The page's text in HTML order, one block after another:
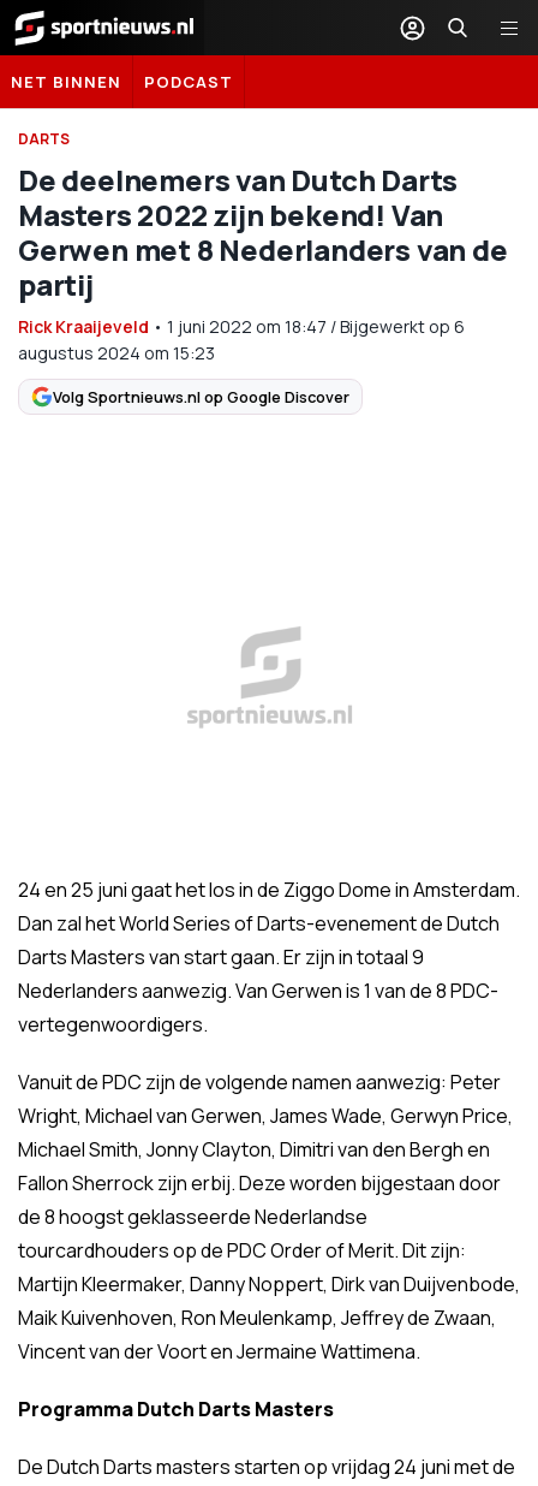
Sportnieuws.nl
NET BINNEN PODCAST
DARTS
De deelnemers van Dutch Darts
Masters 2022 zijn bekend! Van
Gerwen met 8 Nederlanders van de
partij
Rick Kraaijeveld • 1 juni 2022 om 18:47 /Bijgewerkt op 6
augustus 2024 om 15:23
Volg Sportnieuws.nl op Google Discover
24 en 25 juni gaat het los in de Ziggo Dome in Amsterdam.
Dan zal het World Series of Darts-evenement de Dutch
Darts Masters van start gaan. Er zijn in totaal 9
Nederlanders aanwezig. Van Gerwen is 1 van de 8 PDC-
vertegenwoordigers.
Vanuit de PDC zijn de volgende namen aanwezig: Peter
Wright, Michael van Gerwen, James Wade, Gerwyn Price,
Michael Smith, Jonny Clayton, Dimitri van den Bergh en
Fallon Sherrock zijn erbij. Deze worden bijgestaan door
de 8 hoogst geklasseerde Nederlandse
tourcardhouders op de PDC Order of Merit. Dit zijn:
Martijn Kleermaker, Danny Noppert, Dirk van Duijvenbode,
Maik Kuivenhoven, Ron Meulenkamp, Jeffrey de Zwaan,
Vincent van der Voort en Jermaine Wattimena.
Programma Dutch Darts Masters
De Dutch Darts masters starten op vrijdag 24 juni met de